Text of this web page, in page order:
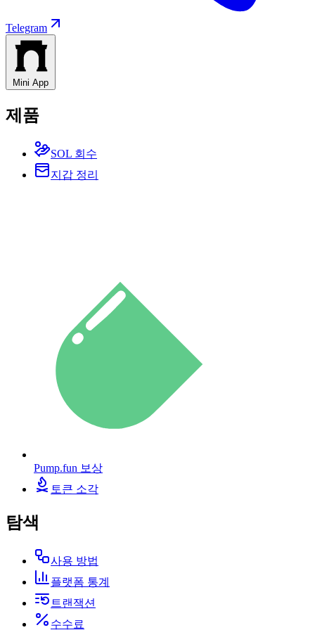
Telegram
Mini App
제품
SOL 회수
지갑 정리
Pump.fun 보상
토큰 소각
탐색
사용 방법
플랫폼 통계
트랜잭션
수수료